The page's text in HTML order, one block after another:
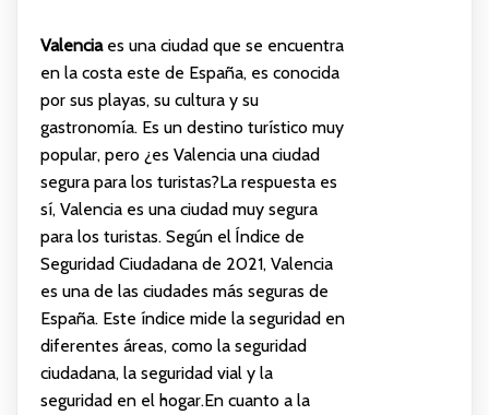
Valenciaes una ciudad que se encuentra
en la costa este de España, es conocida
por sus playas, su cultura y su
gastronomía. Es un destino turístico muy
popular, pero ¿es Valencia una ciudad
segura para los turistas?La respuesta es
sí, Valencia es una ciudad muy segura
para los turistas. Según el Índice de
Seguridad Ciudadana de 2021, Valencia
es una de las ciudades más seguras de
España. Este índice mide la seguridad en
diferentes áreas, como la seguridad
ciudadana, la seguridad vial y la
seguridad en el hogar.En cuanto a la